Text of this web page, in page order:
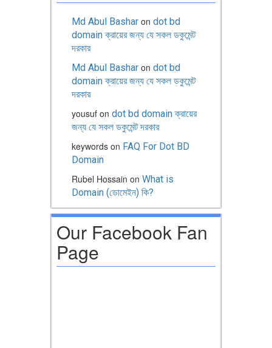
Md Abul Bashar on dot bd
domain ক্রায়ের জন্য যে সকল ডকুমেন্ট
দরকার
Md Abul Bashar on dot bd
domain ক্রায়ের জন্য যে সকল ডকুমেন্ট
দরকার
yousuf on dot bd domain ক্রায়ের
জন্য যে সকল ডকুমেন্ট দরকার
keywords on FAQ For Dot BD
Domain
Rubel Hossain on What is
Domain (ডোমেইন) কি?
Our Facebook Fan
Page